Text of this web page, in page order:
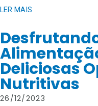
LER MAIS
Deliciosas
Nutritivas
26/12/2023